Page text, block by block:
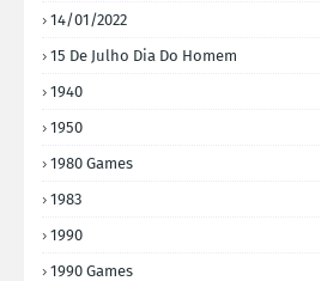
14/01/2022
15 De Julho Dia Do Homem
1940
1950
1980 Games
1983
1990
1990 Games